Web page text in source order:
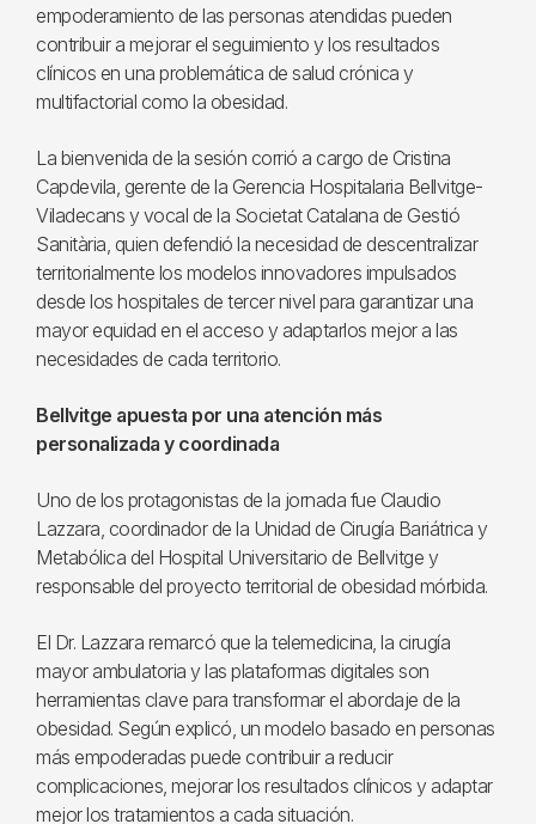
empoderamiento de las personas atendidas pueden
contribuir a mejorar el seguimiento y los resultados
clínicos en una problemática de salud crónica y
multifactorial como la obesidad.
La bienvenida de la sesión corrió a cargo de Cristina
Capdevila, gerente de la Gerencia Hospitalaria Bellvitge-
Viladecans y vocal de la Societat Catalana de Gestió
Sanitària, quien defendió la necesidad de descentralizar
territorialmente los modelos innovadores impulsados
desde los hospitales de tercer nivel para garantizar una
mayor equidad en el acceso y adaptarlos mejor a las
necesidades de cada territorio.
Bellvitge apuesta por una atención más
personalizada y coordinada
Uno de los protagonistas de la jornada fue Claudio
Lazzara, coordinador de la Unidad de Cirugía Bariátrica y
Metabólica del Hospital Universitario de Bellvitge y
responsable del proyecto territorial de obesidad mórbida.
El Dr. Lazzara remarcó que la telemedicina, la cirugía
mayor ambulatoria y las plataformas digitales son
herramientas clave para transformar el abordaje de la
obesidad. Según explicó, un modelo basado en personas
más empoderadas puede contribuir a reducir
complicaciones, mejorar los resultados clínicos y adaptar
mejor los tratamientos a cada situación.